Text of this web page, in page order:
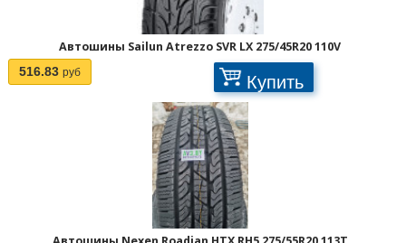
Автошины Sailun Atrezzo SVR LX 275/45R20 110V
516.83 руб Купить